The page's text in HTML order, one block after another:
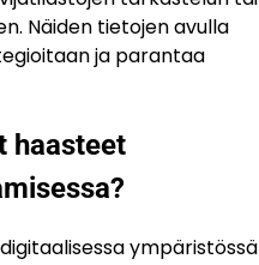
Näiden tietojen avulla
ja parantaa
haasteet
ympäristössä